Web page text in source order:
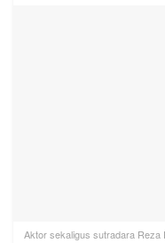
Aktor sekaligus sutradara Reza